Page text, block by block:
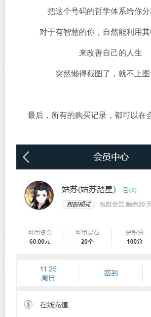
把这个号码的哲学体系给你
对于有智慧的你，自然能利用
来改善自己的人生
突然懒得截图了，就不上图
最后，所有的购买记录，都可以在